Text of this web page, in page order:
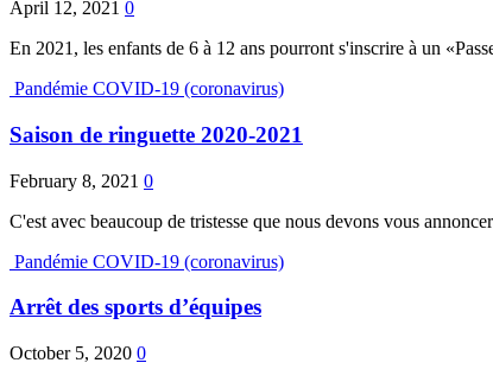
April 12, 2021 0
En 2021, les enfants de 6 à 12 ans pourront s'inscrire à un
Pandémie COVID-19 (coronavirus)
Saison de ringuette 2020-2021
February 8, 2021 0
C'est avec beaucoup de tristesse que nous devons vous
Pandémie COVID-19 (coronavirus)
Arrêt des sports d’équipes
October 5, 2020 0